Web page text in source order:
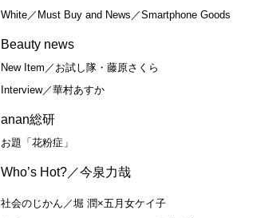
White／Must Buy and News／Smartphone Goods
Beauty news
New Item／お試し隊・藤原さくら
Interview／華村あすか
anan総研
お題「花粉症」
Who’s Hot?／今泉力哉
社会のじかん／堀 潤×五月女ケイ子